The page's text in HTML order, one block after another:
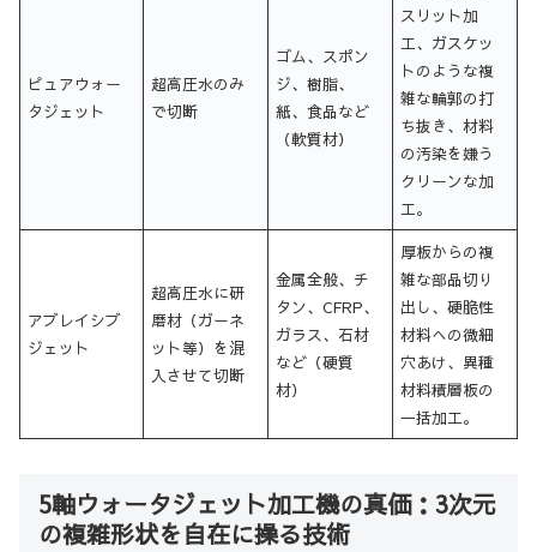
ピュアウォー
タジェット
超高圧水のみ
で切断
ゴム、スポン
ジ、樹脂、
紙、食品など
（軟質材）
スリット加
工、ガスケッ
トのような複
雑な輪郭の打
ち抜き、材料
の汚染を嫌う
クリーンな加
工。
アブレイシブ
ジェット
超高圧水に研
磨材（ガーネ
ット等）を混
入させて切断
金属全般、チ
タン、CFRP、
ガラス、石材
など（硬質
材）
厚板からの複
雑な部品切り
出し、硬脆性
材料への微細
穴あけ、異種
材料積層板の
一括加工。
5軸ウォータジェット加工機の真価：3次元
の複雑形状を自在に操る技術